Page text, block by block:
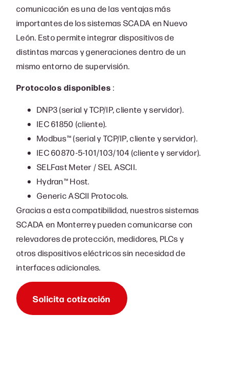
comunicación es una de las ventajas más
importantes de los sistemas SCADA en Nuevo
León. Esto permite integrar dispositivos de
distintas marcas y generaciones dentro de un
mismo entorno de supervisión.
Protocolos disponibles:
DNP3 (serial y TCP/IP, cliente y servidor).
IEC 61850 (cliente).
Modbus™ (serial y TCP/IP, cliente y servidor).
IEC 60870-5-101/103/104 (cliente y servidor).
SELFast Meter / SEL ASCII.
Hydran™ Host.
Generic ASCII Protocols.
Gracias a esta compatibilidad, nuestros sistemas
SCADA en Monterrey pueden comunicarse con
relevadores de protección, medidores, PLCs y
otros dispositivos eléctricos sin necesidad de
interfaces adicionales.
Solicita cotización